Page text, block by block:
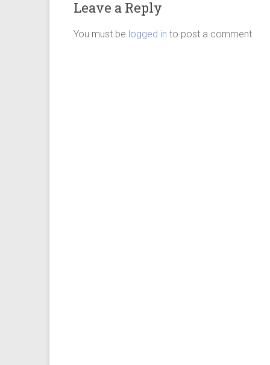
Leave a Reply
You must be logged in to post a comment.